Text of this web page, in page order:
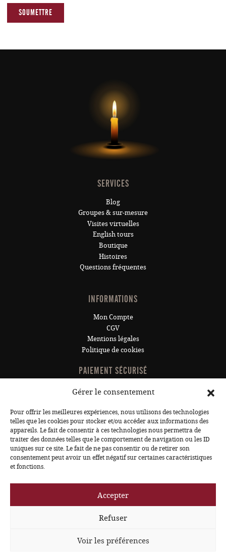
Gérer le consentement
Pour offrir les meilleures expériences, nous utilisons des technologies
telles que les cookies pour stocker et/ou accéder aux informations des
appareils. Le fait de consentir à ces technologies nous permettra de
traiter des données telles que le comportement de navigation ou les ID
uniques sur ce site. Le fait de ne pas consentir ou de retirer son
consentement peut avoir un effet négatif sur certaines caractéristiques
et fonctions.
Accepter
Refuser
Voir les préférences
SERVICES
Blog
Groupes & sur-mesure
Visites virtuelles
English tours
Boutique
Histoires
Questions fréquentes
INFORMATIONS
Mon Compte
CGV
Mentions légales
Politique de cookies
PAIEMENT SÉCURISÉ
INSCRIVEZ-VOUS À LA NEWSLETTER POUR NE RIEN
RATER !
JE M'INSCRIS